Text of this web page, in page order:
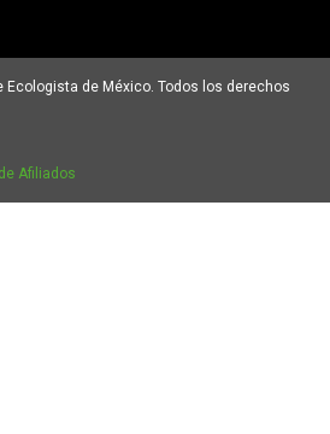
Ecologista de México. Todos los derechos
Afiliados